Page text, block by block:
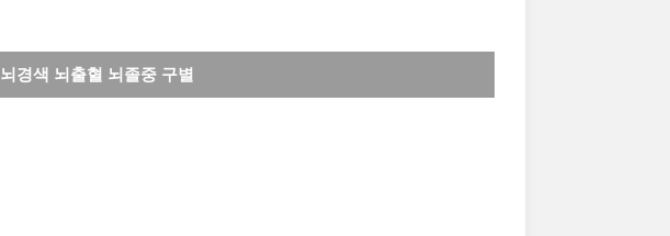
뇌경색 뇌출혈 뇌졸중 구별